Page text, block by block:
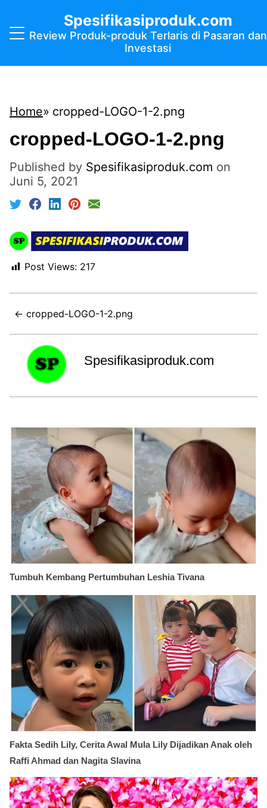
Spesifikasiproduk.com
Review Produk-produk Terlaris di Pasaran dan
Investasi
Home cropped-LOGO-1-2.png
cropped-LOGO-1-2.png
Published by Spesifikasiproduk.com on
Juni 5, 2021
Post Views: 217
← cropped-LOGO-1-2.png
Spesifikasiproduk.com
Tumbuh Kembang Pertumbuhan Leshia Tivana
Fakta Sedih Lily, Cerita Awal Mula Lily Dijadikan Anak oleh
Raffi Ahmad dan Nagita Slavina